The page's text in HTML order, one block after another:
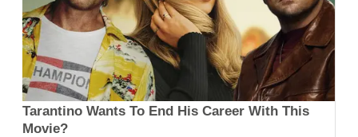
Tarantino Wants To End His Career With This
Movie?